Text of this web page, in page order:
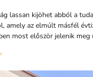
lassan kijöhet abból a
amely az elmúlt másfél
most először jelenik meg